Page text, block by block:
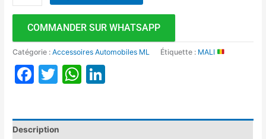
COMMANDER SUR WHATSAPP
Catégorie :Accessoires Automobiles ML Étiquette : MALI
Facebook
TwitterWhatsApp
Description